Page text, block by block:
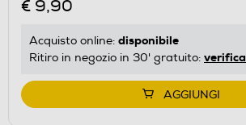
€ 9,90
Acquisto online: disponibile
Ritiro in negozio in 30' gratuito: verifica
AGGIUNGI